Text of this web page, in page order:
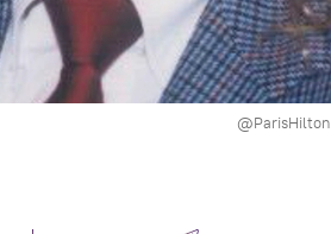
@ParisHilton